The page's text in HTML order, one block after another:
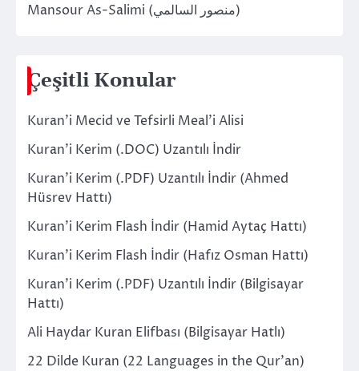
Mansour As-Salimi (منصور السالمي)
Çeşitli Konular
Kuran’i Mecid ve Tefsirli Meal’i Alisi
Kuran’i Kerim (.DOC) Uzantılı İndir
Kuran’i Kerim (.PDF) Uzantılı İndir (Ahmed
Hüsrev Hattı)
Kuran’i Kerim Flash İndir (Hamid Aytaç Hattı)
Kuran’i Kerim Flash İndir (Hafız Osman Hattı)
Kuran’i Kerim (.PDF) Uzantılı İndir (Bilgisayar
Hattı)
Ali Haydar Kuran Elifbası (Bilgisayar Hatlı)
22 Dilde Kuran (22 Languages in the Qur’an)